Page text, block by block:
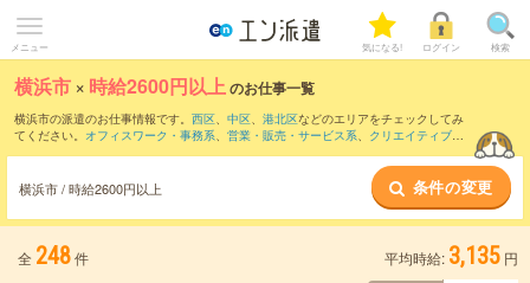
メニュー 気になる! ログイン 検索
横浜市 × 時給2600円以上のお仕事一覧
横浜市の派遣のお仕事情報です。 西区、 中区、 港北区などのエリアをチェックしてみ
てください。 オフィスワーク・事務系、 営業・販売・サービス系、 クリエイティブ系
横浜市 / 時給2600円以上 条件の変更
全 248件 平均時給: 3,135 円